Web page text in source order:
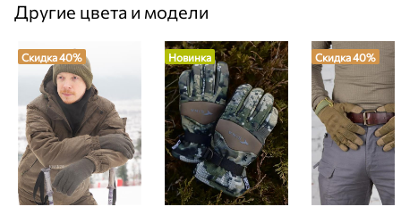
Другие цвета и модели
Скидка 40% Новинка Скидка 40%